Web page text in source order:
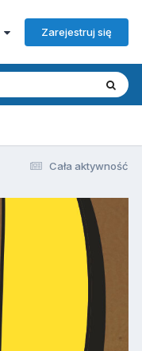
Zarejestruj się
Cała aktywność